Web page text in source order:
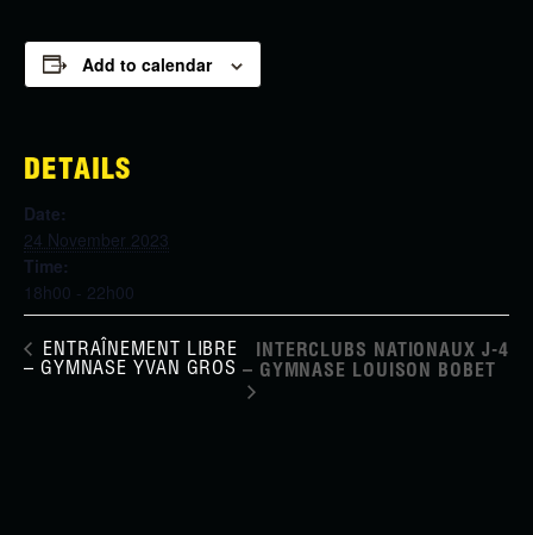
Add to calendar
DETAILS
Date:
24 November 2023
Time:
18h00 - 22h00
ENTRAÎNEMENT LIBRE
– GYMNASE YVAN GROS
INTERCLUBS NATIONAUX J-4
– GYMNASE LOUISON BOBET